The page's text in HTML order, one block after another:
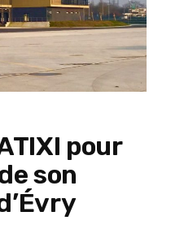
pour
son